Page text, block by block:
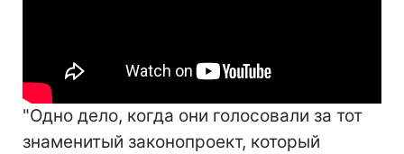
"Одно дело, когда они голосовали за тот
знаменитый законопроект, который